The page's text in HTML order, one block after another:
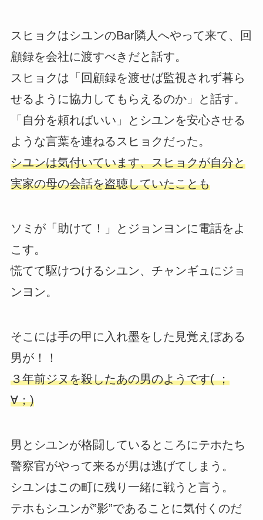
スヒョクはシユンのBar隣人へやって来て、回
顧録を会社に渡すべきだと話す。
スヒョクは「回顧録を渡せば監視されず暮ら
せるように協力してもらえるのか」と話す。
「自分を頼ればいい」とシユンを安心させる
ような言葉を連ねるスヒョクだった。
シユンは気付いています、スヒョクが自分と
実家の母の会話を盗聴していたことも
ソミが「助けて！」とジョンヨンに電話をよ
こす。
慌てて駆けつけるシユン、チャンギュにジョ
ンヨン。
そこには手の甲に入れ墨をした見覚えぼある
男が！！
３年前ジヌを殺したあの男のようです( ；
∀；)
男とシユンが格闘しているところにテホたち
警察官がやって来るが男は逃げてしまう。
シユンはこの町に残り一緒に戦うと言う。
テホもシユンが”影”であることに気付くのだ